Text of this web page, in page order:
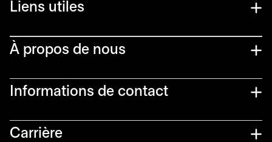
Liens utiles​
À propos de nous
Informations de contact​
Carrière